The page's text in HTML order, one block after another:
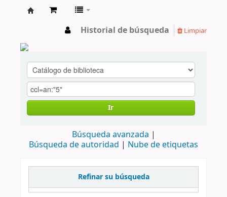
Historial de búsqueda Limpiar
Ir
Búsqueda avanzada
Búsqueda de autoridad
Nube de etiquetas
Refinar su búsqueda